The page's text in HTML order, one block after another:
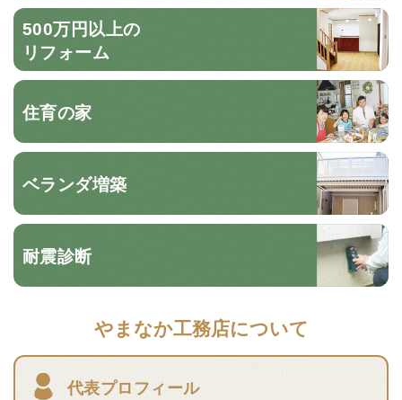
500万円以上の
リフォーム
住育の家
ベランダ増築
耐震診断
やまなか工務店について
代表プロフィール